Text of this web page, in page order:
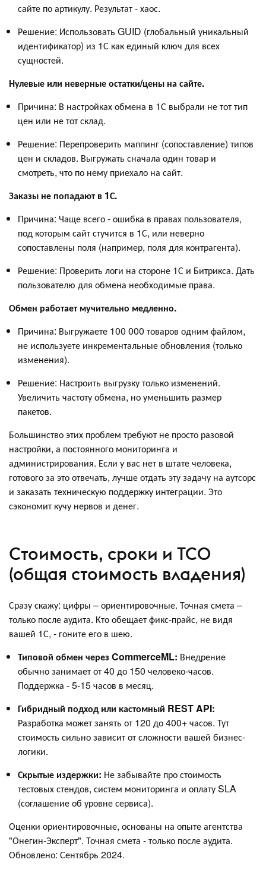
сайте по артикулу. Результат - хаос.
Решение: Использовать GUID (глобальный уникальный
идентификатор) из 1С как единый ключ для всех
сущностей.
Нулевые или неверные остатки/цены на сайте.
Причина: В настройках обмена в 1С выбрали не тот тип
цен или не тот склад.
Решение: Перепроверить маппинг (сопоставление) типов
цен и складов. Выгружать сначала один товар и
смотреть, что по нему приехало на сайт.
Заказы не попадают в 1С.
Причина: Чаще всего - ошибка в правах пользователя,
под которым сайт стучится в 1С, или неверно
сопоставлены поля (например, поля для контрагента).
Решение: Проверить логи на стороне 1С и Битрикса. Дать
пользователю для обмена необходимые права.
Обмен работает мучительно медленно.
Причина: Выгружаете 100 000 товаров одним файлом,
не используете инкрементальные обновления (только
изменения).
Решение: Настроить выгрузку только изменений.
Увеличить частоту обмена, но уменьшить размер
пакетов.
Большинство этих проблем требуют не просто разовой
настройки, а постоянного мониторинга и
администрирования. Если у вас нет в штате человека,
готового за это отвечать, лучше отдать эту задачу на аутсорс
и заказать техническую поддержку интеграции. Это
сэкономит кучу нервов и денег.
Стоимость, сроки и TCO
(общая стоимость владения)
Сразу скажу: цифры – ориентировочные. Точная смета –
только после аудита. Кто обещает фикс-прайс, не видя
вашей 1С, - гоните его в шею.
Типовой обмен через CommerceML: Внедрение
обычно занимает от 40 до 150 человеко-часов.
Поддержка - 5-15 часов в месяц.
Гибридный подход или кастомный REST API:
Разработка может занять от 120 до 400+ часов. Тут
стоимость сильно зависит от сложности вашей бизнес-
логики.
Скрытые издержки: Не забывайте про стоимость
тестовых стендов, систем мониторинга и оплату SLA
(соглашение об уровне сервиса).
Оценки ориентировочные, основаны на опыте агентства
"Онегин-Эксперт". Точная смета - только после аудита.
Обновлено: Сентябрь 2024.